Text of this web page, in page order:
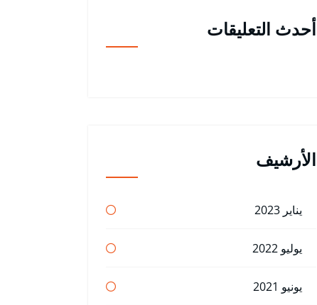
أحدث التعليقات
الأرشيف
يناير 2023
يوليو 2022
يونيو 2021